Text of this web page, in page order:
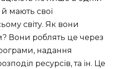
й мають свої
світу. Як вони
Вони роблять це через
надання
ресурсів, та ін. Це